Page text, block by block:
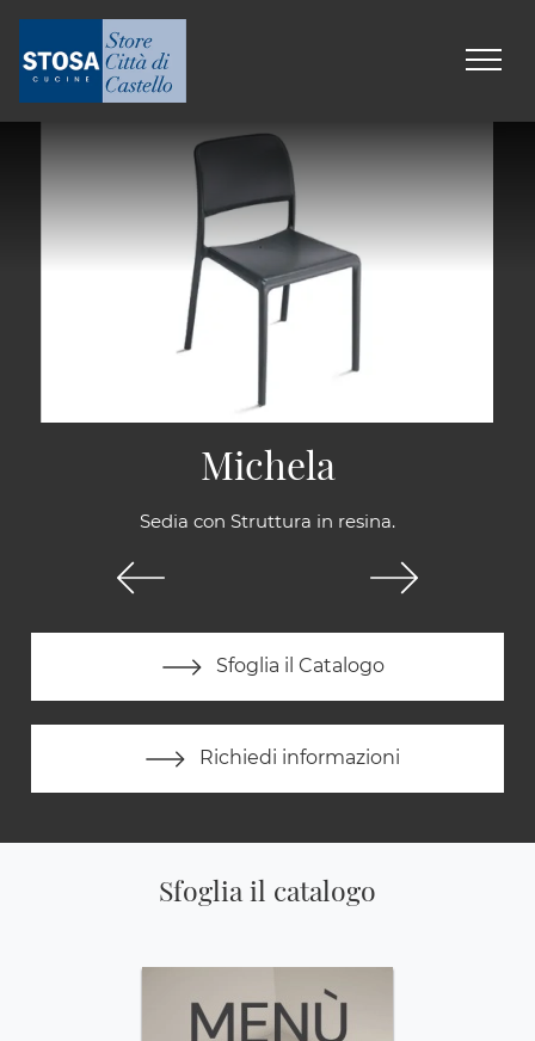
Sedia con Struttura in resina.
Sfoglia il Catalogo
Richiedi informazioni
Michela
Sfoglia il catalogo